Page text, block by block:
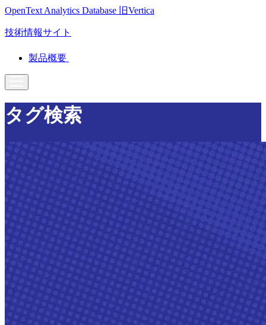
OpenText Analytics Database 旧Vertica
技術情報サイト
製品概要
タグ検索